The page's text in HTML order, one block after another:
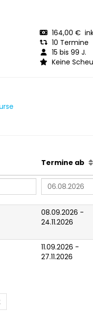
164,00 €
10 Termine
15 bis 99 J.
Keine
Termine ab
08.09.2026 -
24.11.2026
11.09.2026 -
27.11.2026